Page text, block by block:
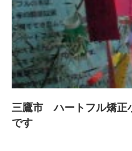
三鷹市 ハートフル矯
です